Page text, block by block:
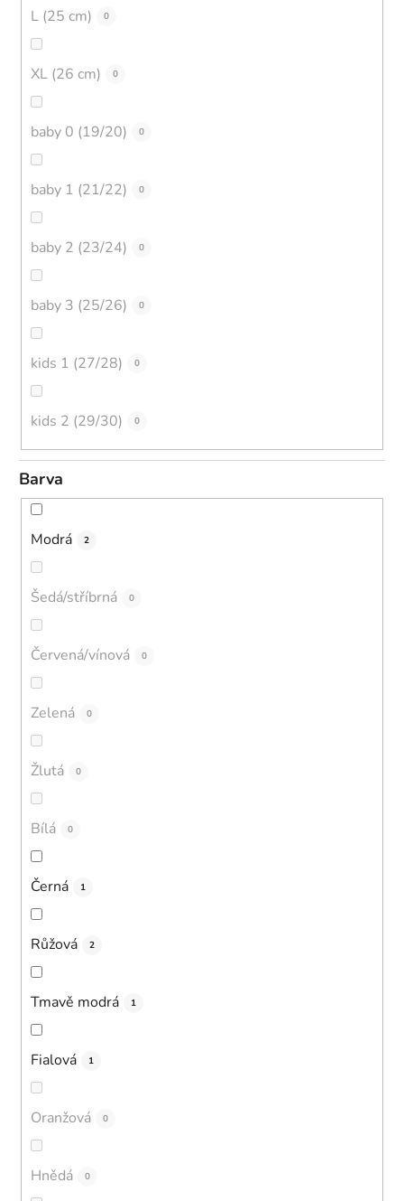
L (25 cm) 0
XL (26 cm) 0
baby 0 (19/20) 0
baby 1 (21/22) 0
baby 2 (23/24) 0
baby 3 (25/26) 0
kids 1 (27/28) 0
kids 2 (29/30) 0
Barva
Modrá 2
Šedá/stříbrná 0
Červená/vínová 0
Zelená 0
Žlutá 0
Bílá 0
Černá 1
Růžová 2
Tmavě modrá 1
Fialová 1
Oranžová 0
Hnědá 0